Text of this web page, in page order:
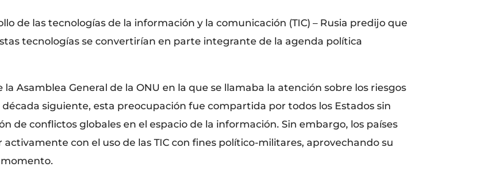
de las tecnologías de la información y la comunicación (TIC) – Rusia predijo que
tecnologías se convertirían en parte integrante de la agenda política
Asamblea General de la ONU en la que se llamaba la atención sobre los riesgos
siguiente, esta preocupación fue compartida por todos los Estados sin
de conflictos globales en el espacio de la información. Sin embargo, los países
con el uso de las TIC con fines político-militares, aprovechando su